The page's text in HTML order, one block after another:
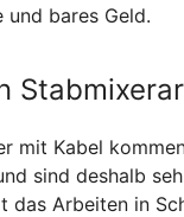
und bares Geld.
mit Kabel
sind deshalb
Arbeiten in